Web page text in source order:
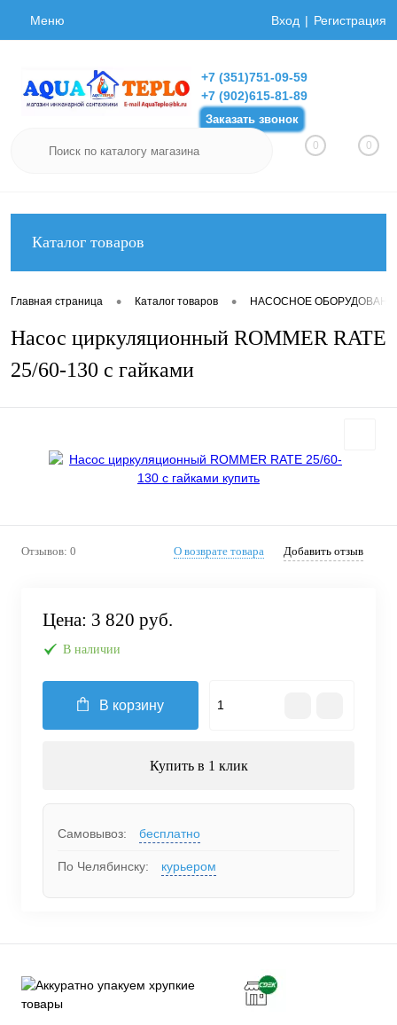
Меню Вход Регистрация
+7 (351)751-09-59
+7 (902)615-81-89
Заказать звонок
0 0
Каталог товаров
Главная страница • Каталог товаров • НАСОСНОЕ
Насос циркуляционный ROMMER RATE
25/60-130 с гайками
Отзывов: 0 О возврате товара Добавить отзыв
Цена: 3 820 руб.
В наличии
В корзину
Купить в 1 клик
Самовывоз: бесплатно
По Челябинску: курьером